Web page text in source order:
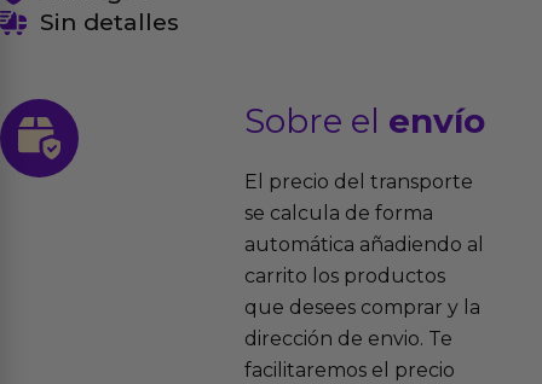
Sin detalles
Sobre el envío
El precio del transporte
se calcula de forma
automática añadiendo al
carrito los productos
que desees comprar y la
dirección de envio. Te
facilitaremos el precio